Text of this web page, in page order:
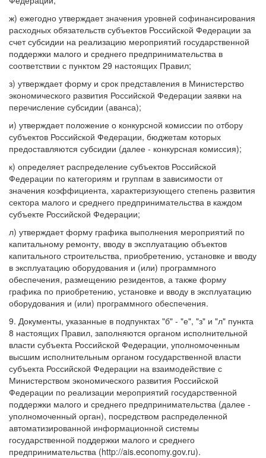
ж) ежегодно утверждает значения уровней софинансирования
расходных обязательств субъектов Российской Федерации за
счет субсидии на реализацию мероприятий государственной
поддержки малого и среднего предпринимательства в
соответствии с пунктом 29 настоящих Правил;
з) утверждает форму и срок представления в Министерство
экономического развития Российской Федерации заявки на
перечисление субсидии (аванса);
и) утверждает положение о конкурсной комиссии по отбору
субъектов Российской Федерации, бюджетам которых
предоставляются субсидии (далее - конкурсная комиссия);
к) определяет распределение субъектов Российской
Федерации по категориям и группам в зависимости от
значения коэффициента, характеризующего степень развития
сектора малого и среднего предпринимательства в каждом
субъекте Российской Федерации;
л) утверждает форму графика выполнения мероприятий по
капитальному ремонту, вводу в эксплуатацию объектов
капитального строительства, приобретению, установке и вводу
в эксплуатацию оборудования и (или) программного
обеспечения, размещению резидентов, а также форму
графика по приобретению, установке и вводу в эксплуатацию
оборудования и (или) программного обеспечения.
9. Документы, указанные в подпунктах "б" - "е", "з" и "л" пункта
8 настоящих Правил, заполняются органом исполнительной
власти субъекта Российской Федерации, уполномоченным
высшим исполнительным органом государственной власти
субъекта Российской Федерации на взаимодействие с
Министерством экономического развития Российской
Федерации по реализации мероприятий государственной
поддержки малого и среднего предпринимательства (далее -
уполномоченный орган), посредством распределенной
автоматизированной информационной системы
государственной поддержки малого и среднего
предпринимательства (http://ais.economy.gov.ru).